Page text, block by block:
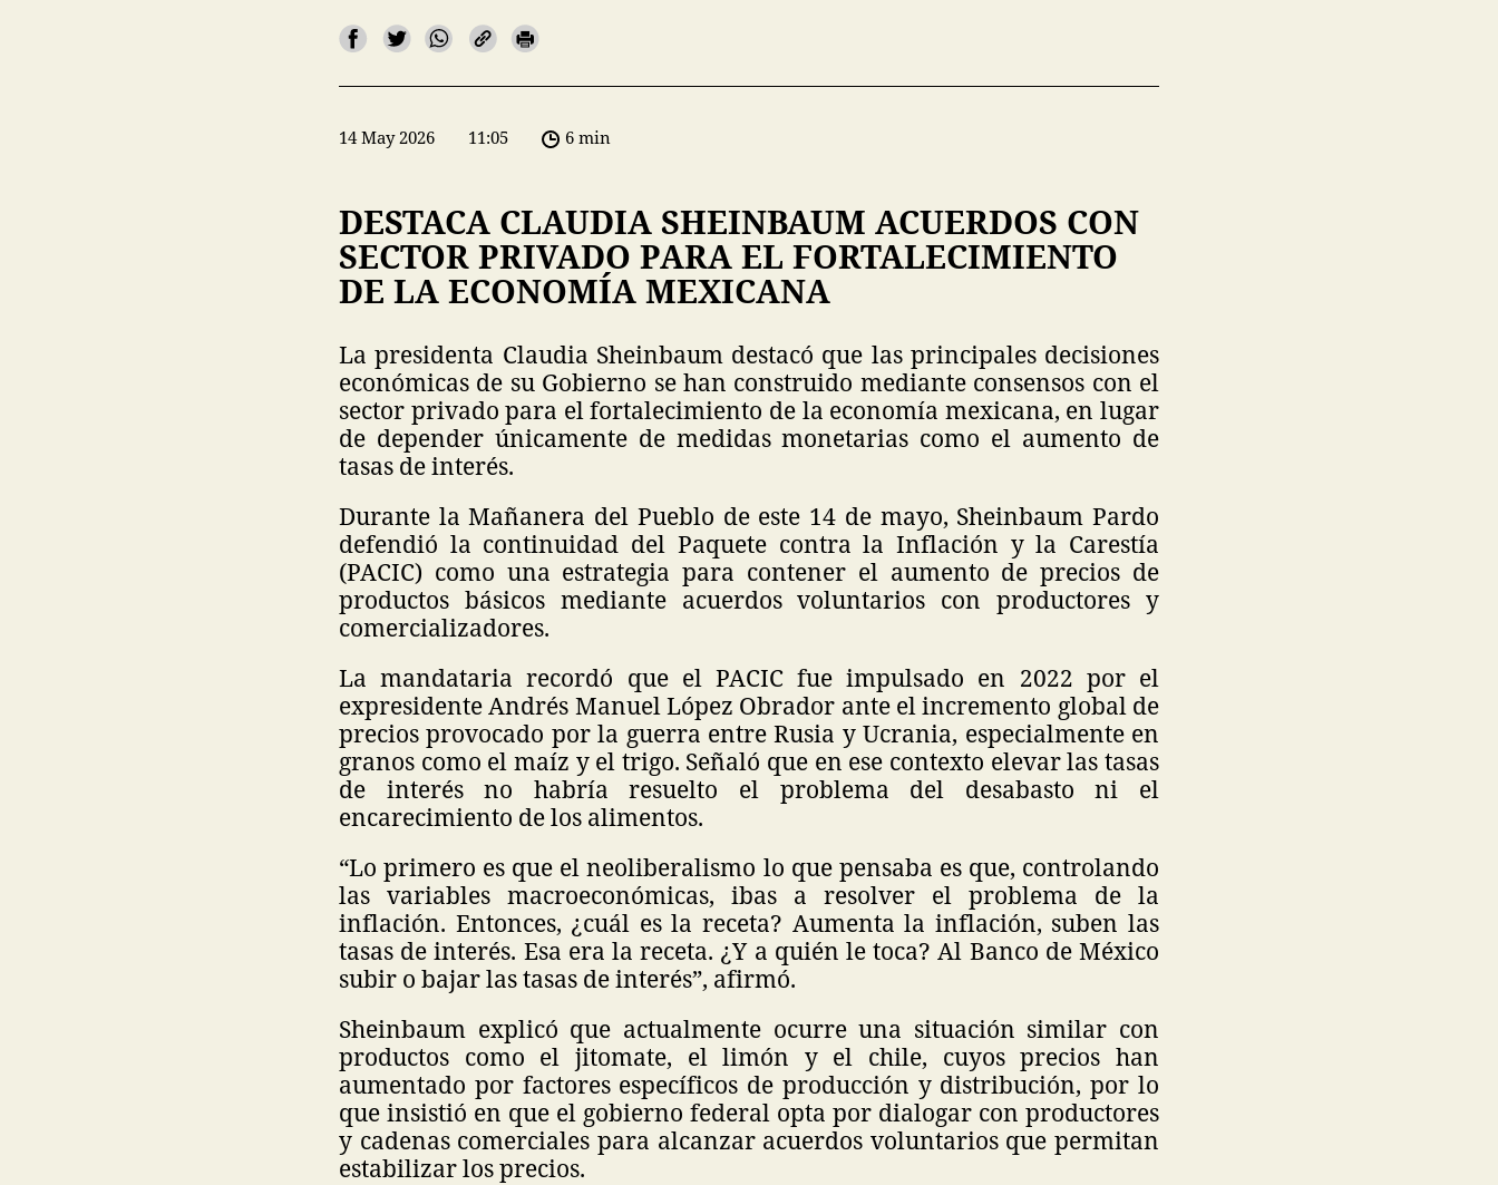
14 May 2026 11:05 6 min
DESTACA CLAUDIA SHEINBAUM ACUERDOS CON
SECTOR PRIVADO PARA EL FORTALECIMIENTO
DE LA ECONOMÍA MEXICANA
La presidenta Claudia Sheinbaum destacó que las principales decisiones
económicas de su Gobierno se han construido mediante consensos con el
sector privado para el fortalecimiento de la economía mexicana, en lugar
de depender únicamente de medidas monetarias como el aumento de
tasas de interés.
Durante la Mañanera del Pueblo de este 14 de mayo, Sheinbaum Pardo
defendió la continuidad del Paquete contra la Inflación y la Carestía
(PACIC) como una estrategia para contener el aumento de precios de
productos básicos mediante acuerdos voluntarios con productores y
comercializadores.
La mandataria recordó que el PACIC fue impulsado en 2022 por el
expresidente Andrés Manuel López Obrador ante el incremento global de
precios provocado por la guerra entre Rusia y Ucrania, especialmente en
granos como el maíz y el trigo. Señaló que en ese contexto elevar las tasas
de interés no habría resuelto el problema del desabasto ni el
encarecimiento de los alimentos.
“Lo primero es que el neoliberalismo lo que pensaba es que, controlando
las variables macroeconómicas, ibas a resolver el problema de la
inflación. Entonces, ¿cuál es la receta? Aumenta la inflación, suben las
tasas de interés. Esa era la receta. ¿Y a quién le toca? Al Banco de México
subir o bajar las tasas de interés”, afirmó.
Sheinbaum explicó que actualmente ocurre una situación similar con
productos como el jitomate, el limón y el chile, cuyos precios han
aumentado por factores específicos de producción y distribución, por lo
que insistió en que el gobierno federal opta por dialogar con productores
y cadenas comerciales para alcanzar acuerdos voluntarios que permitan
estabilizar los precios.